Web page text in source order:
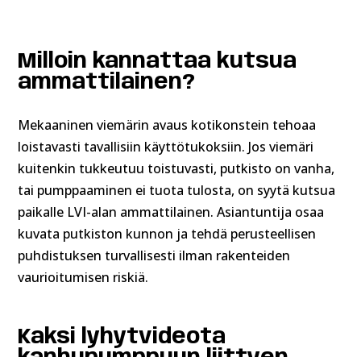
Milloin kannattaa kutsua
ammattilainen?
Mekaaninen viemärin avaus kotikonstein tehoaa
loistavasti tavallisiin käyttötukoksiin. Jos viemäri
kuitenkin tukkeutuu toistuvasti, putkisto on vanha,
tai pumppaaminen ei tuota tulosta, on syytä kutsua
paikalle LVI-alan ammattilainen. Asiantuntija osaa
kuvata putkiston kunnon ja tehdä perusteellisen
puhdistuksen turvallisesti ilman rakenteiden
vaurioitumisen riskiä.
Kaksi lyhytvideota